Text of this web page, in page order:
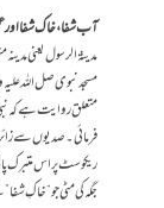
آب شفا، خاک شفا اور
مدینۃ الرسول یعنی
مسجد نبوی صل اللہ
متعلق روایت ہے کہ
فرمائی۔ صدیوں سے
ریکوسٹ پر اس متبرک
جگہ کی مٹی جو “خاکِ